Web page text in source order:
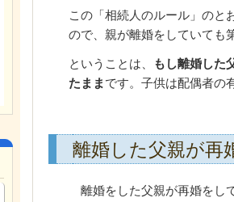
この「相続人のルール」のと
ので、親が離婚をしていても
ということは、
もし離婚した
たまま です。子供は配偶者の
離婚した父親が再
離婚をした父親が再婚をし